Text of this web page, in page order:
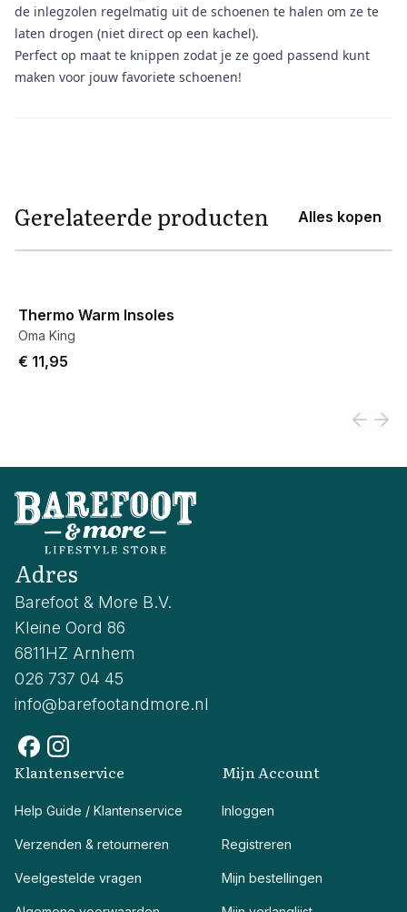
de inlegzolen regelmatig uit de schoenen te halen om ze te
laten drogen (niet direct op een kachel).
Perfect op maat te knippen zodat je ze goed passend kunt
maken voor jouw favoriete schoenen!
Gerelateerde producten Alles kopen
Thermo Warm Insoles
Oma King
€ 11,95
Adres
Barefoot & More B.V.
Kleine Oord 86
6811HZ Arnhem
026 737 04 45
info@barefootandmore.nl
Klantenservice
Help Guide / Klantenservice
Verzenden & retourneren
Veelgestelde vragen
Mijn Account
Inloggen
Registreren
Mijn bestellingen